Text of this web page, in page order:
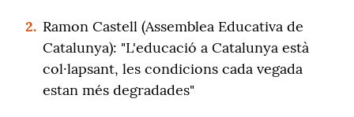
2. Ramon Castell (Assemblea Educativa de
Catalunya): "L'educació a Catalunya està
col·lapsant, les condicions cada vegada
estan més degradades"